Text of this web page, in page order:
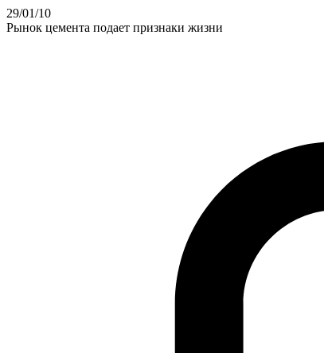
29/01/10
Рынок цемента подает признаки жизни